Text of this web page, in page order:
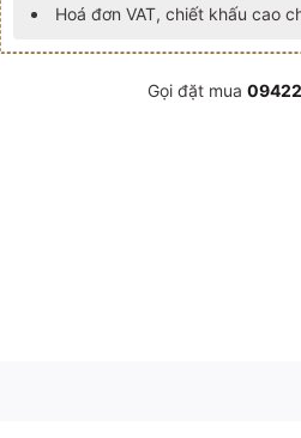
Hoá đơn VAT, chiết khấu cao
Gọi đặt mua